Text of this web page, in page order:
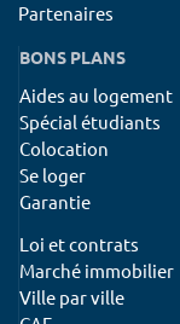
Partenaires
BONS PLANS
Aides au logement
Spécial étudiants
Colocation
Se loger
Garantie
Loi et contrats
Marché immobilier
Ville par ville